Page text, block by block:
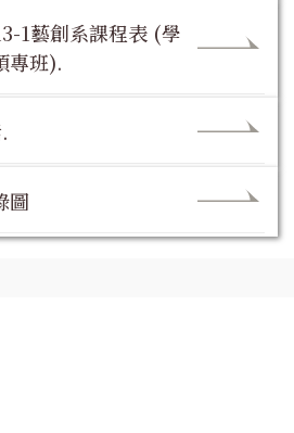
1藝創系課程表 (學
專班).
圖